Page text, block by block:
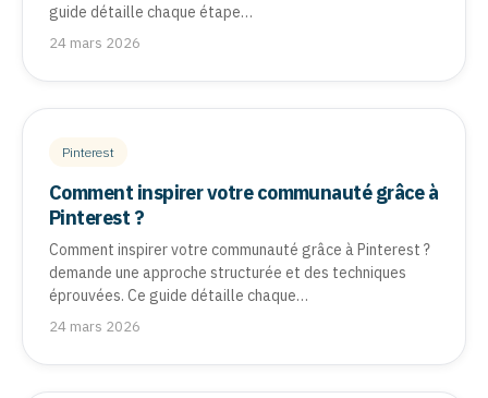
guide détaille chaque étape…
24 mars 2026
Pinterest
Comment inspirer votre communauté grâce à
Pinterest ?
Comment inspirer votre communauté grâce à Pinterest ?
demande une approche structurée et des techniques
éprouvées. Ce guide détaille chaque…
24 mars 2026